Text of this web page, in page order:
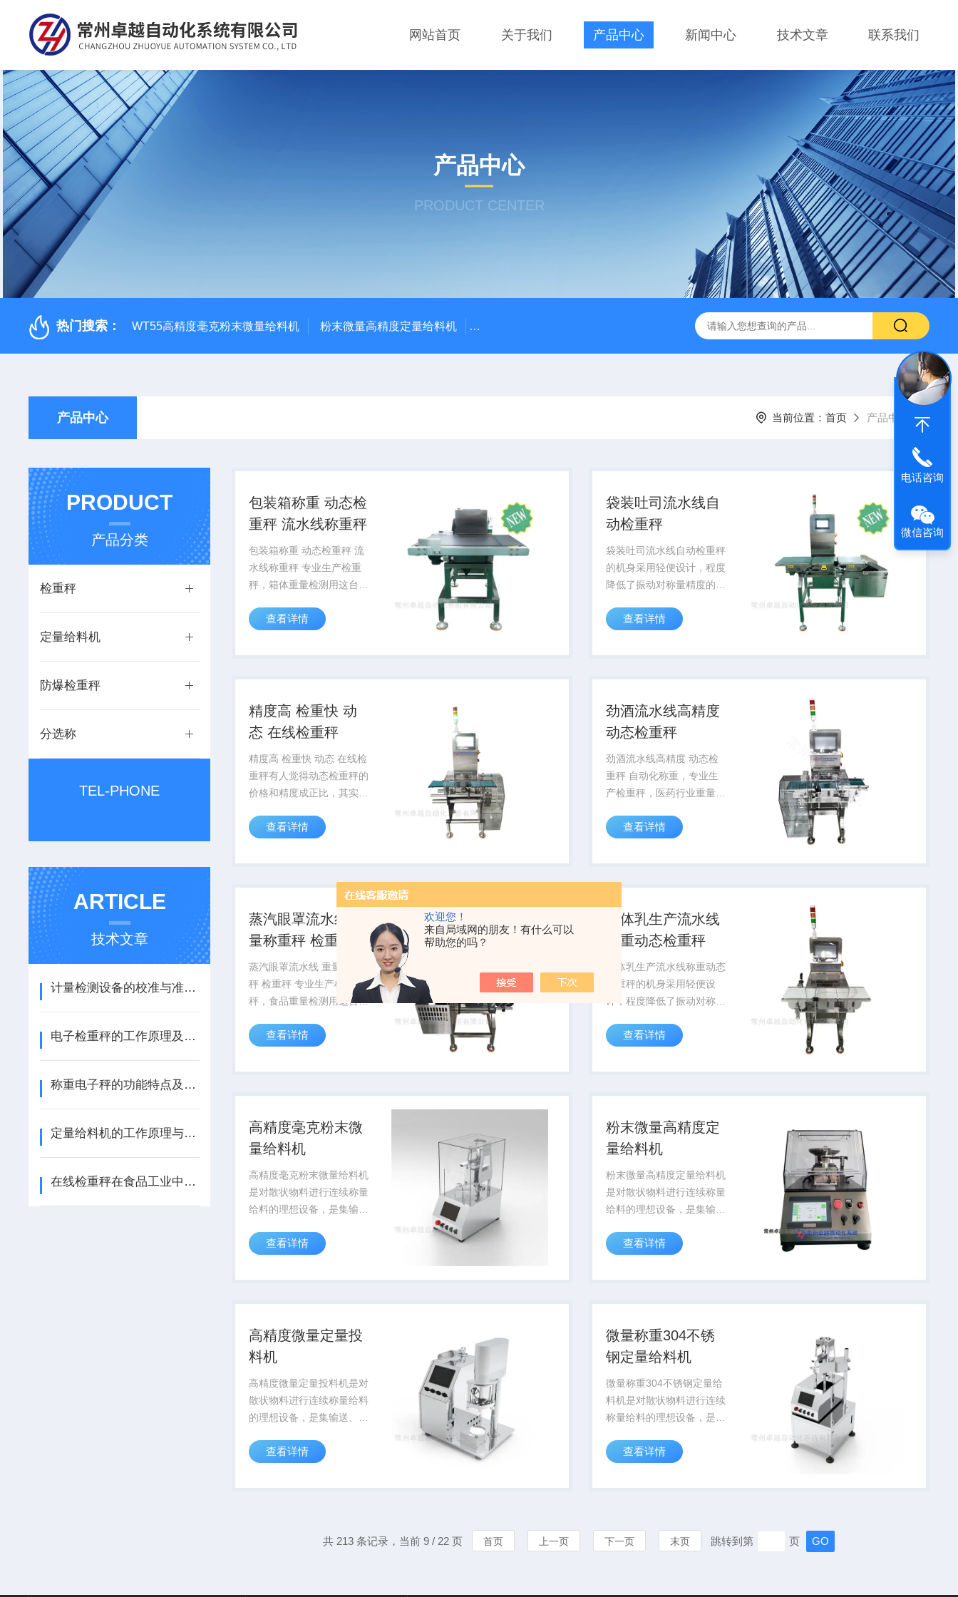
欢迎您！
来自局域网的朋友！有什么可以
帮助您的吗？
网站首页 关于我们 产品中心 新闻中心 技术文章 联系我们
产品中心
PRODUCT CENTER
热门搜索： WT55高精度毫克粉末微量给料机 粉末微量高精度定量给料机 WT600产品超重报警剔除检重秤 微量高精度定量给料机 投料机 喂料机 WT200plus高精
产品中心 当前位置： 首页 产品中心
PRODUCT
产品分类
检重秤
定量给料机
防爆检重秤
分选称
TEL-PHONE
ARTICLE
技术文章
计量检测设备的校准与准确性分析
电子检重秤的工作原理及应用领域
称重电子秤的功能特点及选购指南
定量给料机的工作原理与应用领域
在线检重秤在食品工业中的质量控制应用
包装箱称重 动态检
重秤 流水线称重秤
包装箱称重 动态检重秤 流
水线称重秤 专业生产检重
秤，箱体重量检测用这台机
5克，匹配各类生产线，量
390包兼容市面80%包装速
查看详情
袋装吐司流水线自
动检重秤
袋装吐司流水线自动检重秤
的机身采用轻便设计，程度
降低了振动对称量精度的影
化。WT3000简化设计，将
样做不仅可以减少振动，还
查看详情
精度高 检重快 动
态 在线检重秤
精度高 检重快 动态 在线检
重秤有人觉得动态检重秤的
价格和精度成正比，其实不
产的质量不稳定，后期问题
都差不多，跟精确到几克真
查看详情
劲酒流水线高精度
动态检重秤
劲酒流水线高精度 动态检
重秤 自动化称重，专业生
产检重秤，医药行业重量检
度达到正负0.01克，匹配各
范围广，速度240包兼容市
查看详情
蒸汽眼罩流水线 重
量称重秤 检重秤
蒸汽眼罩流水线 重量称重
秤 检重秤 专业生产检重
秤，食品重量检测用这台机
0.1克，匹配各类生产线，
度200包兼容市面95%包装
查看详情
身体乳生产流水线
称重动态检重秤
身体乳生产流水线称重动态
检重秤的机身采用轻便设
计，程度降低了振动对称量
性能优化。简化设计，将活
做不仅可以减少振动，还可
查看详情
高精度毫克粉末微
量给料机
高精度毫克粉末微量给料机
是对散状物料进行连续称量
给料的理想设备，是集输
一体的高科技产品，是根据
新一代产品，它以技术稳
查看详情
粉末微量高精度定
量给料机
粉末微量高精度定量给料机
是对散状物料进行连续称量
给料的理想设备，是集输
一体的高科技产品，是根据
新一代产品，它以技术稳
查看详情
高精度微量定量投
料机
高精度微量定量投料机是对
散状物料进行连续称量给料
的理想设备，是集输送、称
高科技产品，是根据我国现
产品，它以技术稳定、稳定
查看详情
微量称重304不锈
钢定量给料机
微量称重304不锈钢定量给
料机是对散状物料进行连续
称量给料的理想设备，是集
为一体的高科技产品，是根
的新一代产品，它以技术稳
查看详情
共 213 条记录，当前 9 / 22 页 首页 上一页 下一页 末页 跳转到第 页
电话咨询
微信咨询